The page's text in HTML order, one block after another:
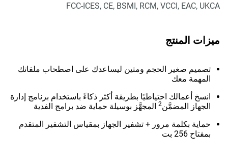
FCC-ICES, CE, BSMI, RCM, VCCI, EAC, UKCA
ميزات المنتج
تصميم صغير الحجم ومتين ليساعدك على اصطحاب ملفاتك
المهمة معك
انسخ أعمالك احتياطيًا بطريقة أكثر ذكاءً باستخدام برنامج إدارة
الجهاز المضمَّن2 المجهَّز بوسيلة حماية ضد برامج الفدية
حماية بكلمة مرور + تشفير الجهاز بمقياس التشفير المتقدم
بمفتاح 256 بت